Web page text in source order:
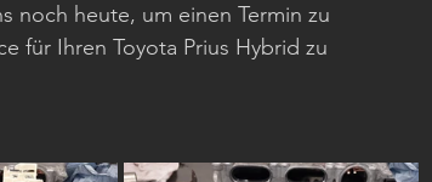
noch heute, um einen Termin zu
für Ihren Toyota Prius Hybrid zu